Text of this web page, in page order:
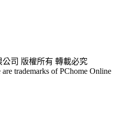
司 版權所有 轉載必究
trademarks of PChome Online